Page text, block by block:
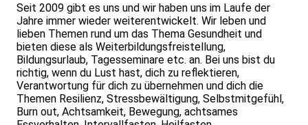
Seit 2009 gibt es uns und wir haben uns im Laufe der
Jahre immer wieder weiterentwickelt. Wir leben und
lieben Themen rund um das Thema Gesundheit und
bieten diese als Weiterbildungsfreistellung,
Bildungsurlaub, Tagesseminare etc. an. Bei uns bist du
richtig, wenn du Lust hast, dich zu reflektieren,
Verantwortung für dich zu übernehmen und dich die
Themen Resilienz, Stressbewältigung, Selbstmitgefühl,
Burn out, Achtsamkeit, Bewegung, achtsames